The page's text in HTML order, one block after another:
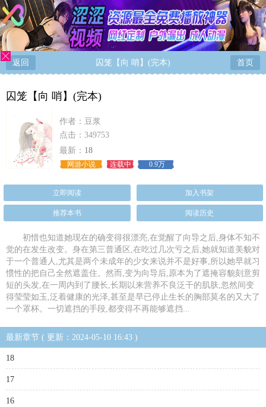
返回 囚笼【向 哨】(完本) 首页
囚笼【向 哨】(完本)
作者： 豆浆
点击：349753
最新： 18
网游小说 连载中 0.9万
立即阅读 加入书架
推荐本书 阅读历史
初惜也知道她现在的确变得很漂亮,在觉醒了向导之后,身体不知不
觉的在发生改变。身在第三普通区,在吃过几次亏之后,她就知道美貌对
于一个普通人,尤其是两个未成年的少女来说并不是好事,所以她早就习
惯性的把自己全然遮盖住。然而,变为向导后,原本为了遮掩容貌刻意剪
短的头发,在一周内到了腰长,长期以来营养不良泛干的肌肤,忽然间变
得莹莹如玉,泛着健康的光泽,甚至是早已停止生长的胸部莫名的又大了
一个罩杯。一切遮挡的手段,都变得不再能够遮挡...
最新章节 ( 更新：2024-05-10 16:43 )
18
17
16